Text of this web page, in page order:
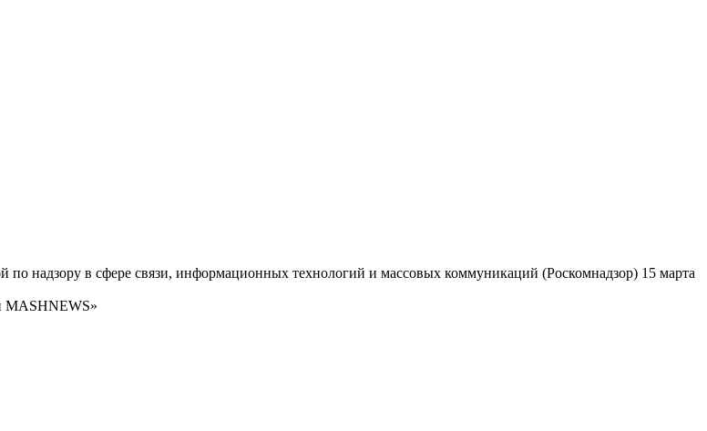
в сфере связи, информационных технологий и массовых коммуникаций (Роскомнадзор) 15 марта
MASHNEWS»